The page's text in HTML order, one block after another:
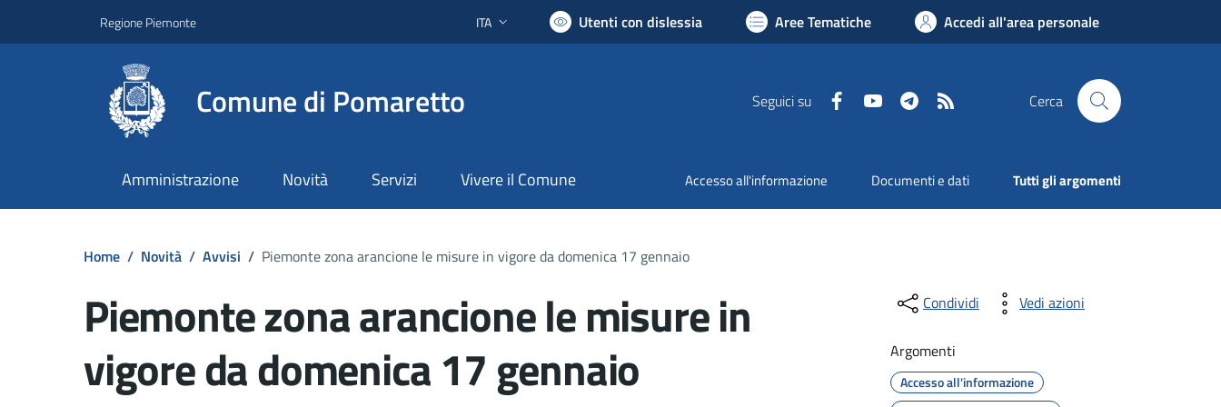
Regione Piemonte Lingua attiva:
ITA Utenti con dislessia Aree Tematiche Accedi all'area personale
Comune di Pomaretto Seguici su FacebookYouTube Telegram Cerca
Amministrazione Novità Servizi Vivere il Comune Accesso all'informazione Documenti e dati Tutti gli argomenti
Home / Novità / Avvisi / Piemonte zona arancione le misure in vigore da domenica 17 gennaio
Piemonte zona arancione le misure in
vigore da domenica 17 gennaio
Condividi Vedi azioni
Argomenti
Accesso all'informazione